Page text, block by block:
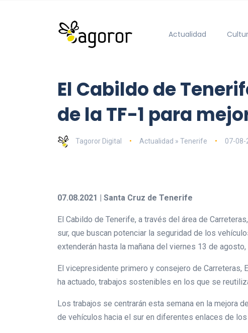
Actualidad
El Cabildo de
de la TF-1 para
Tagoror Digital Actualidad » Tenerife 07-08-
07.08.2021 | Santa Cruz de Tenerife
El Cabildo de Tenerife, a través del área de
sur, que buscan potenciar la seguridad de los
extenderán hasta la mañana del viernes 13 de agosto,
El vicepresidente primero y consejero de Carreteras,
ha actuado, trabajos sostenibles en los que se
Los trabajos se centrarán esta semana en la mejora
de vehículos hacia el sur en diferentes enlaces de